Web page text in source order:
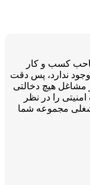
کسب و کار
ندارد، پس دقت
هیچ دخالتی
را در نظر
شغلی مجموعه شما